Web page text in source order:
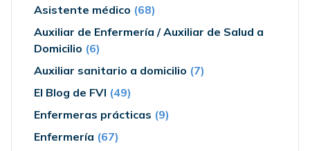
Asistente médico (68)
Auxiliar de Enfermería / Auxiliar de Salud a
Domicilio (6)
Auxiliar sanitario a domicilio (7)
El Blog de FVI (49)
Enfermeras prácticas (9)
Enfermería (67)